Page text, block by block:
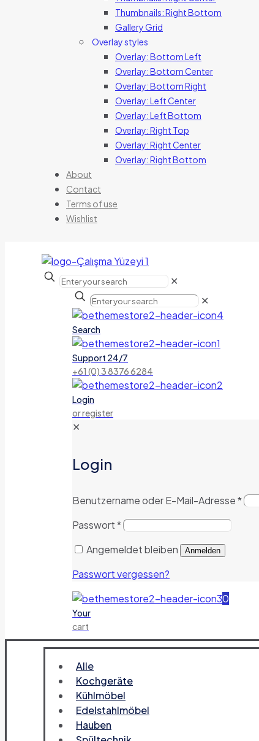
Thumbnails: Right Bottom
Gallery Grid
Overlay styles
Overlay: Bottom Left
Overlay: Bottom Center
Overlay: Bottom Right
Overlay: Left Center
Overlay: Left Bottom
Overlay: Right Top
Overlay: Right Center
Overlay: Right Bottom
About
Contact
Terms of use
Wishlist
✕
✕
Search
Support 24/7
+61 (0) 3 8376 6284
Login
or register
✕
Login
Benutzername oder E-Mail-Adresse*
Passwort*
Angemeldet bleiben
Anmelden
Passwort vergessen?
0
Your
cart
Alle
Kochgeräte
Kühlmöbel
Edelstahlmöbel
Hauben